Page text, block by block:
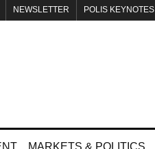
NEWSLETTER POLIS KEYNOTES
MARKETS & POLITICS